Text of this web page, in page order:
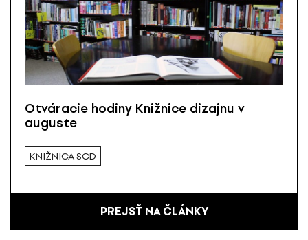
Otváracie hodiny Knižnice dizajnu v
auguste
KNIŽNICA SCD
PREJSŤ NA ČLÁNKY